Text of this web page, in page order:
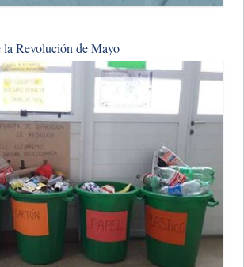
la Revolución de Mayo